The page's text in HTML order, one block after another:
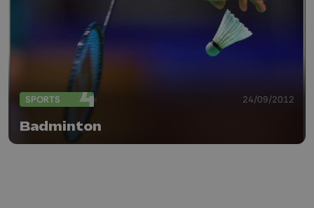
SPORTS 24/09/2012
Badminton